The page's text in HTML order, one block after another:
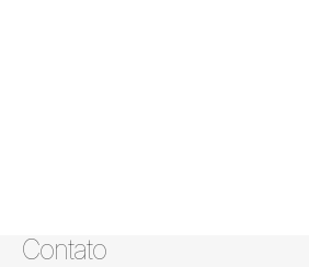
Contato